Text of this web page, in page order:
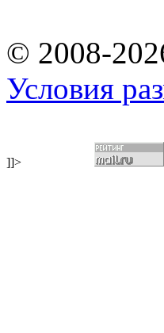
© 2008-
Условия
]]>